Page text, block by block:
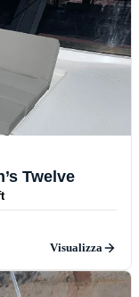
Twelve
Visualizza